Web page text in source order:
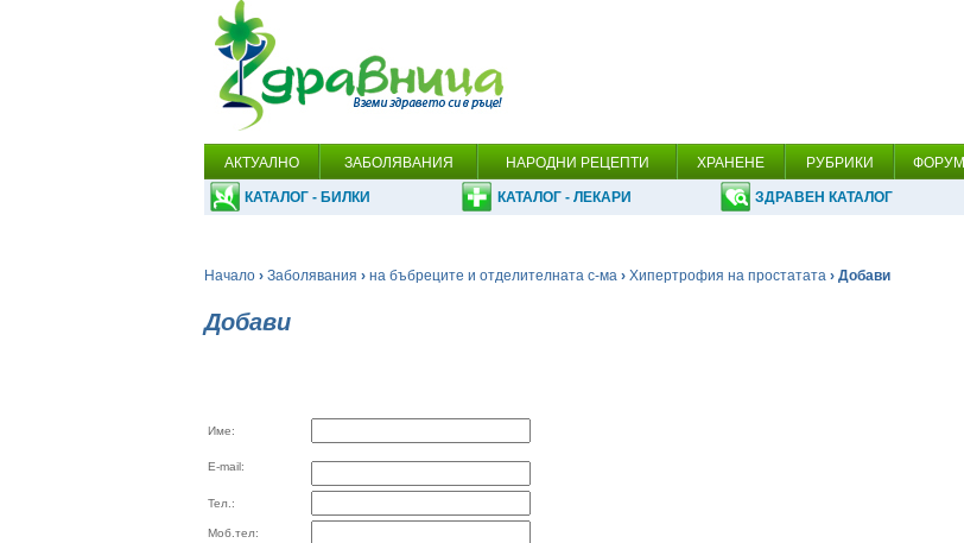
АКТУАЛНО ЗАБОЛЯВАНИЯ НАРОДНИ РЕЦЕПТИ ХРАНЕНЕ РУБРИКИ ФОРУМ
КАТАЛОГ - БИЛКИ КАТАЛОГ - ЛЕКАРИ ЗДРАВЕН КАТАЛОГ
Начало › Заболявания › на бъбреците и отделителната с-ма › Хипертрофия на простатата › Добави
Добави
Име:
E-mail:
Тел.:
Моб.тел: